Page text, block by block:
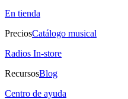
En tienda
PreciosCatálogo musical
Radios In-store
RecursosBlog
Centro de ayuda